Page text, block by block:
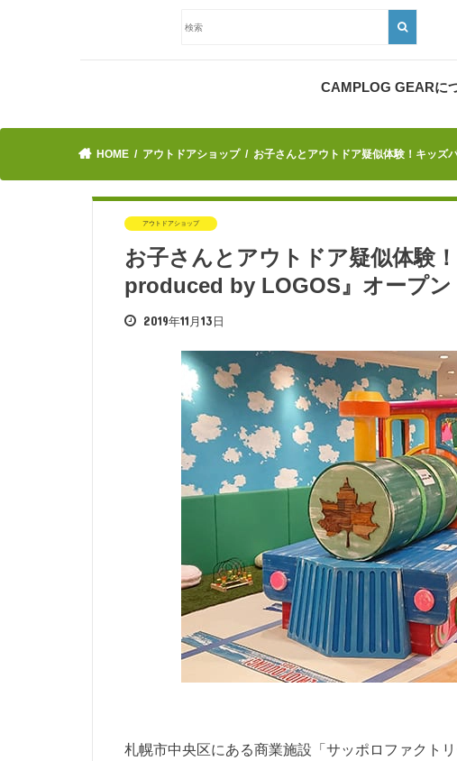
CAMPLOG GEARに
HOME アウトドアショップ お子さんとアウトドア疑似体験！キッズ
アウトドアショップ
お子さんとアウトドア疑似体験
produced by LOGOS』オープン
2019年11月13日
札幌市中央区にある商業施設「サッポロファクト